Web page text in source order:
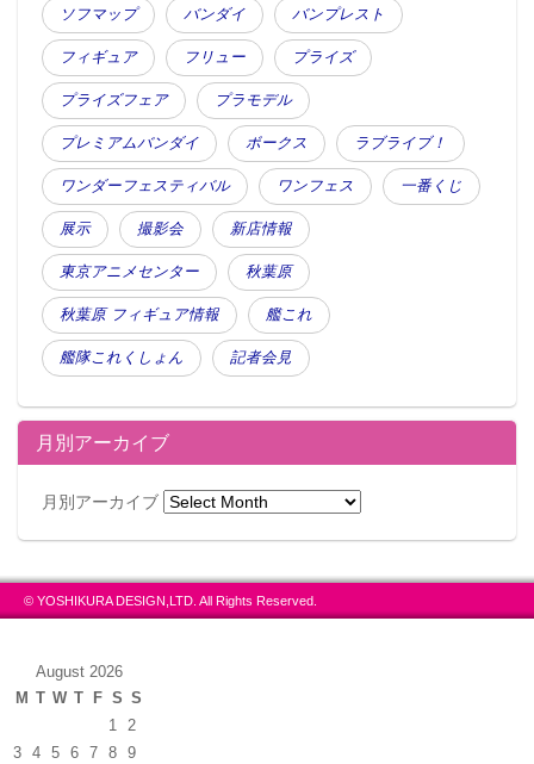
ソフマップ バンダイ バンプレスト
フィギュア フリュー プライズ
プライズフェア プラモデル
プレミアムバンダイ ボークス ラブライブ！
ワンダーフェスティバル ワンフェス 一番くじ
展示 撮影会 新店情報
東京アニメセンター 秋葉原
秋葉原 フィギュア情報 艦これ
艦隊これくしょん 記者会見
月別アーカイブ
月別アーカイブ
© YOSHIKURA DESIGN,LTD. All Rights Reserved.
August 2026
M T W T F S S
1
2
3
4 5 6 7 8
9